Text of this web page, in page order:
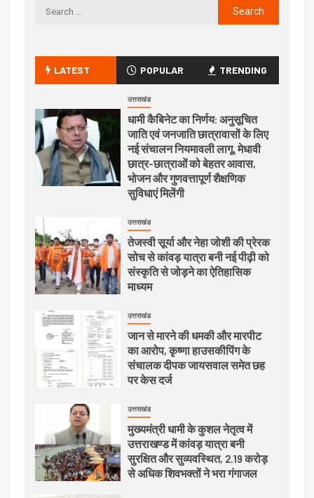
LATEST POPULAR TRENDING
उत्तराखंड
धामी कैबिनेट का निर्णय: अनुसूचित
जाति एवं जनजाति छात्रावासों के लिए
नई संचालन नियमावली लागू, मेधावी
छात्र-छात्राओं को बेहतर आवास,
भोजन और गुणवत्तापूर्ण शैक्षणिक
सुविधाएं मिलेंगी
उत्तराखंड
तेजस्वी सूर्या और नेहा जोशी की प्रेरक
सोच से कांवड़ यात्रा बनी नई पीढ़ी को
संस्कृति से जोड़ने का ऐतिहासिक
माध्यम
उत्तराखंड
जान से मारने की धमकी और मारपीट
का आरोप, कृष्णा हाउसकीपिंग के
संचालक दीपक जायसवाल समेत छह
पर केस दर्ज
उत्तराखंड
मुख्यमंत्री धामी के कुशल नेतृत्व में
उत्तराखण्ड में कांवड़ यात्रा बनी
सुरक्षित और सुव्यवस्थित, 2.19 करोड़
से अधिक शिवभक्तों ने भरा गंगाजल